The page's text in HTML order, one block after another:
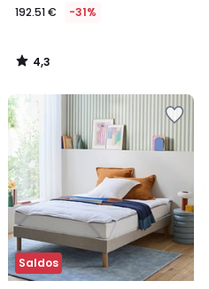
192.51 € -31%
4,3
/
Saldos